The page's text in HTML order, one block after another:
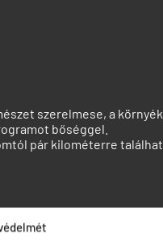
szerelmese, a
bőséggel.
pár kilométerre